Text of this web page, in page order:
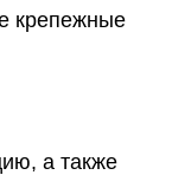
крепежные
а также